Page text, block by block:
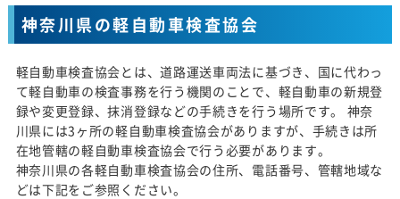
神奈川県の軽自動車検査協会
軽自動車検査協会とは、道路運送車両法に基づき、国に代わっ
て軽自動車の検査事務を行う機関のことで、軽自動車の新規登
録や変更登録、抹消登録などの手続きを行う場所です。 神奈
川県には3ヶ所の軽自動車検査協会がありますが、手続きは所
在地管轄の軽自動車検査協会で行う必要があります。
神奈川県の各軽自動車検査協会の住所、電話番号、管轄地域な
どは下記をご参照ください。